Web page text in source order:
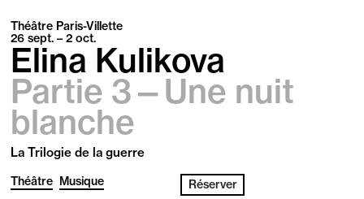
Théâtre Paris-Villette
26sept. – 2oct.
Elina Kulikova
Partie 3—Une nuit
blanche
La Trilogie de la guerre
Théâtre Musique
Réserver